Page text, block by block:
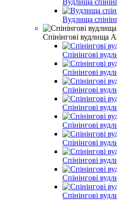
Вудлища
Спінінгові вудлища
Спінінгові
Спінінгові
Спінінгові
Спінінгові
Спінінгові
Спінінгові
Спінінгові
Спінінгові
Спінінгові